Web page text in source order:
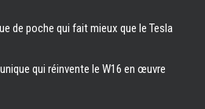
de poche qui fait mieux que le Tesla
qui réinvente le W16 en œuvre